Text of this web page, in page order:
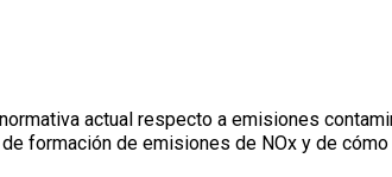
actual respecto a emisiones
formación de emisiones de NOx y de